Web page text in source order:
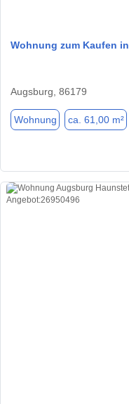
Wohnung zum Kaufen
Augsburg, 86179
Wohnung ca. 61,00 m²